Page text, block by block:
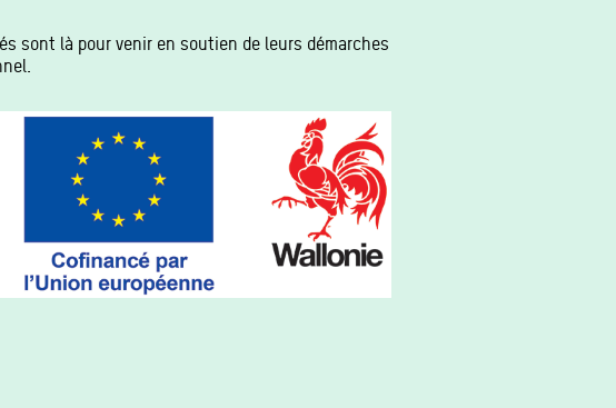
sont là pour venir en soutien de leurs démarches